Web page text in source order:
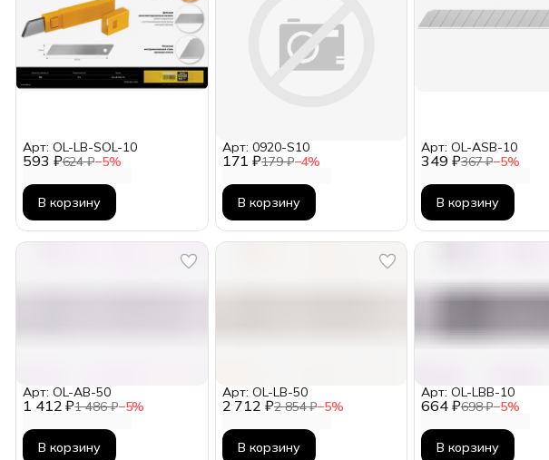
593 ₽624 ₽−5%
Арт: OL-LB-SOL-10
В корзину
171 ₽179 ₽−4%
Арт: 0920-S10
В корзину
349 ₽367 ₽−5%
Арт: OL-ASB-10
В корзину
1 412 ₽1 486 ₽−5%
Арт: OL-AB-50
В корзину
2 712 ₽2 854 ₽−5%
Арт: OL-LB-50
В корзину
664 ₽698 ₽−5%
Арт: OL-LBB-10
В корзину